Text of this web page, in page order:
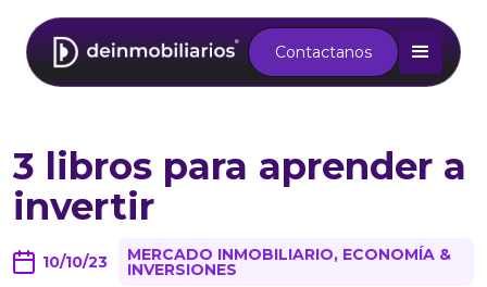
3 libros para aprender a
invertir
10/10/23 MERCADO INMOBILIARIO, ECONOMÍA &
INVERSIONES
Contactanos